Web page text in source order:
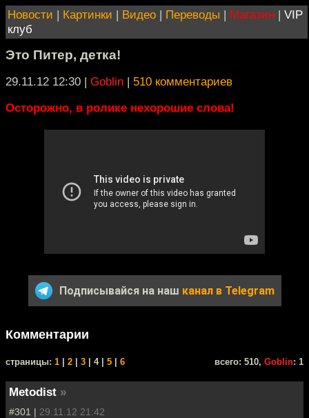
Новости | Картинки | Видео | Переводы | Магазин | VIP
клуб
Это Питер, детка!
29.11.12 12:30 | Goblin | 510 комментариев
Осторожно, в ролике нехорошие слова!
Подписывайся на наш канал в Telegram
Комментарии
cтраницы: 1 2 3 | 4 | 5 6 всего: 510, Goblin: 1
Metodist »
#301 | 29.11.12 21:42